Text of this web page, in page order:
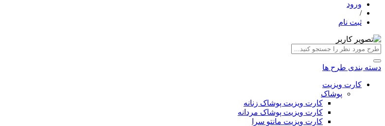
ورود
/
ثبت نام
دسته بندی طرح ها
کارت ویزیت
پوشاک
کارت ویزیت پوشاک زنانه
کارت ویزیت پوشاک مردانه
کارت ویزیت مانتو سرا